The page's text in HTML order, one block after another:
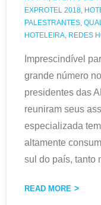
EXPROTEL 2018,
PALESTRANTES,
HOTELEIRA, REDES
Imprescindível
grande número
presidentes das
reuniram seus
especializada
altamente
sul do país, tanto
READ MORE